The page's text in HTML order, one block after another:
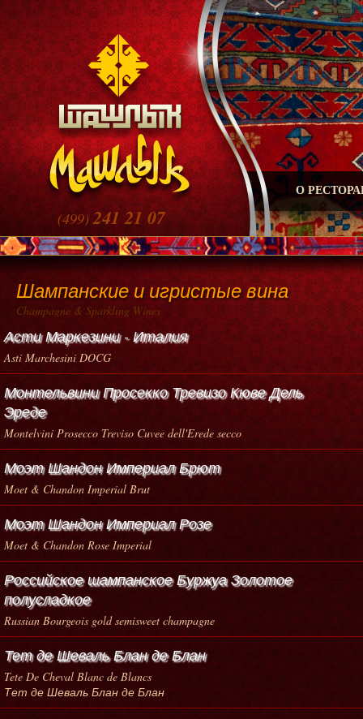
(499)241 21 07
О
Шампанские и игристые вина
Champagne & Sparkling Wines
Асти Маркезини - Италия
Asti Marchesini DOCG
Монтельвини Просекко Тревизо Кюве Дель
Эреде
Montelvini Prosecco Treviso Cuvee dell'Erede secco
Моэт Шандон Империал Брют
Moet & Chandon Imperial Brut
Моэт Шандон Империал Розе
Moet & Chandon Rose Imperial
Российское шампанское Буржуа Золотое
полусладкое
Russian Bourgeois gold semisweet champagne
Тет де Шеваль Блан де Блан
Tete De Cheval Blanc de Blancs
Тет де Шеваль Блан де Блан